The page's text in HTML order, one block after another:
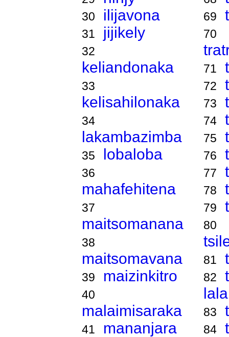
30 ilijavona
31 jijikely
32
keliandonaka
33
kelisahilonaka
34
lakambazimba
35 lobaloba
36
mahafehitena
37
maitsomanana
38
maitsomavana
39 maizinkitro
40
malaimisaraka
41 mananjara
69
70
71
72
73
74
75
76
77
78
79
80
81
82
83
84